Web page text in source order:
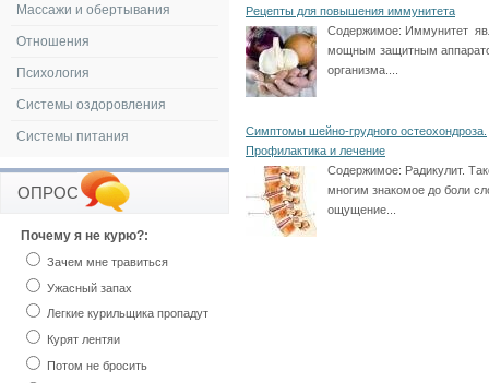
Рецепты для повышения иммунитета
Содержимое: Иммунитет
мощным защитным
организма....
Симптомы шейно-грудного остеохондроза.
Профилактика и лечение
Содержимое: Радикулит.
многим знакомое до боли
ощущение...
Массажи и обертывания
Отношения
Психология
Системы оздоровления
Системы питания
ОПРОС
Почему я не курю?:
Зачем мне травиться
Ужасный запах
Легкие курильщика пропадут
Курят лентяи
Потом не бросить